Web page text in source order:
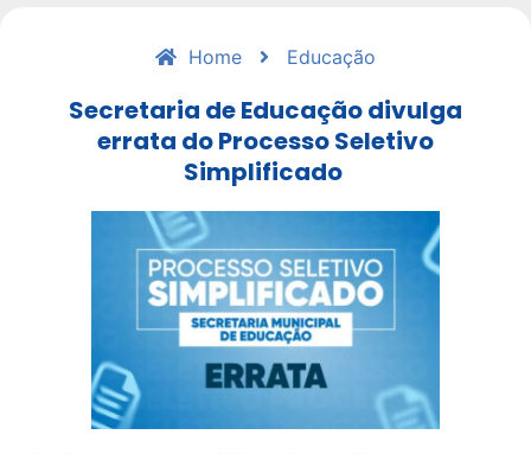
Home Educação
Secretaria de Educação divulga
errata do Processo Seletivo
Simplificado